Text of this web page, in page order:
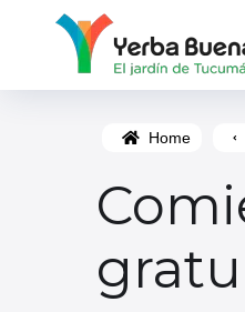
Home